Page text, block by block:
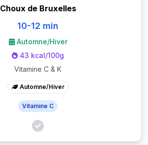
Choux de Bruxelles
10-12 min
Automne/Hiver
43 kcal/100g
Vitamine C & K
Automne/Hiver
Vitamine C